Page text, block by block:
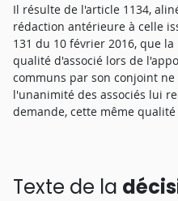
Il résulte de l'article 1134,
rédaction antérieure à celle
131 du 10 février 2016, que
qualité d'associé lors de
communs par son conjoint
l'unanimité des associés lui
demande, cette même qualité
Texte de la